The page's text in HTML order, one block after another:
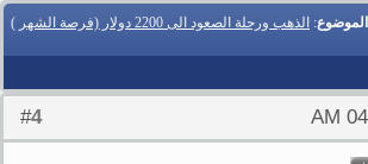
الموضوع: الذهب ورحلة الصعود الى 2200 دولار (فرصة الشهر )
#
4